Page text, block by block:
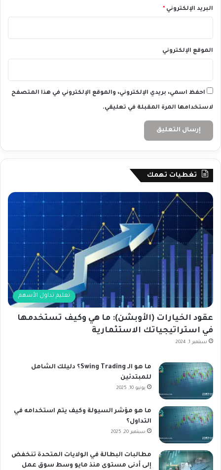
د
ة
3
.
%
البريد الإلكتروني *
الموقع الإلكتروني
احفظ اسمي، بريدي الإلكتروني، والموقع الإلكتروني في هذا المتصفح
لاستخدامها المرة المقبلة في تعليقي.
تغطيات تهمك
تعليم تداول الأسهم
عقود الخيارات (الأوبشن): ما هي وكيف تستخدمها
في استراتيجياتك الاستثمارية
سبتمبر 1, 2024
ما هو الـ Swing Trading؟ دليلك الشامل
للمبتدئين
يونيو 10, 2025
ما هو مؤشر السيولة وكيف يتم استخدامه في
التداول؟
سبتمبر 20, 2025
مطالبات البطالة في الولايات المتحدة تنخفض
إلى أدنى مستوى منذ مايو وسط سوق عمل